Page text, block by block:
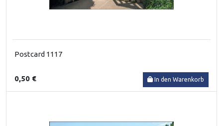
Postcard 1117
0,50 € In den Warenkorb